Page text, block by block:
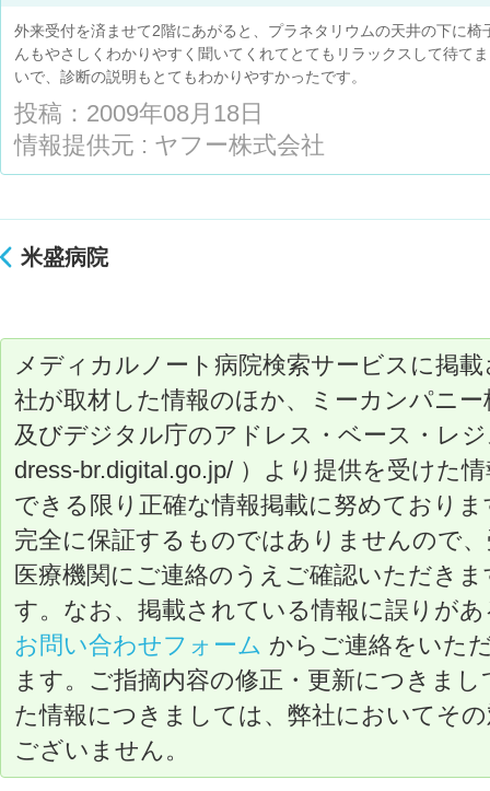
外来受付を済ませて2階にあがると、プラネタリウムの天井の下に
んもやさしくわかりやすく聞いてくれてとてもリラックスして待て
いで、診断の説明もとてもわかりやすかったです。
投稿：2009年08月18日
情報提供元 : ヤフー株式会社
米盛病院
メディカルノート病院検索サービスに掲
社が取材した情報のほか、ミーカンパニ
及びデジタル庁のアドレス・ベース・レ
dress-br.digital.go.jp/ ）より提供を受けた
できる限り正確な情報掲載に努めており
完全に保証するものではありませんので
医療機関にご連絡のうえご確認いただき
す。なお、掲載されている情報に誤りが
お問い合わせフォーム からご連絡をいた
ます。ご指摘内容の修正・更新につきま
た情報につきましては、弊社においてそ
ございません。